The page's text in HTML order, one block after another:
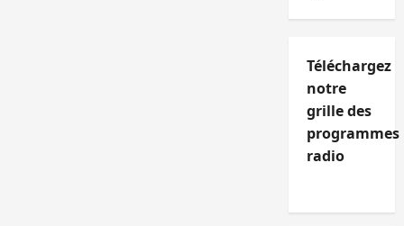
Téléchargez
notre
grille des
programmes
radio